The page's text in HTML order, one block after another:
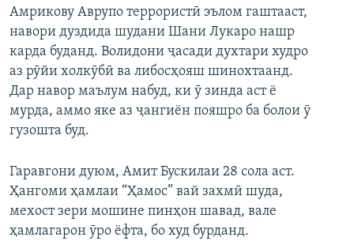
Амрикову Аврупо террористӣ эълом гаштааст,
навори дуздида шудани Шани Лукаро нашр
карда буданд. Волидони ҷасади духтари худро
аз рӯйи холкӯбӣ ва либосҳояш шинохтаанд.
Дар навор маълум набуд, ки ӯ зинда аст ё
мурда, аммо яке аз ҷангиён пояшро ба болои ӯ
гузошта буд.
Гаравгони дуюм, Амит Бускилаи 28 сола аст.
Ҳангоми ҳамлаи “Ҳамос” вай захмӣ шуда,
мехост зери мошине пинҳон шавад, вале
ҳамлагарон ӯро ёфта, бо худ бурданд.